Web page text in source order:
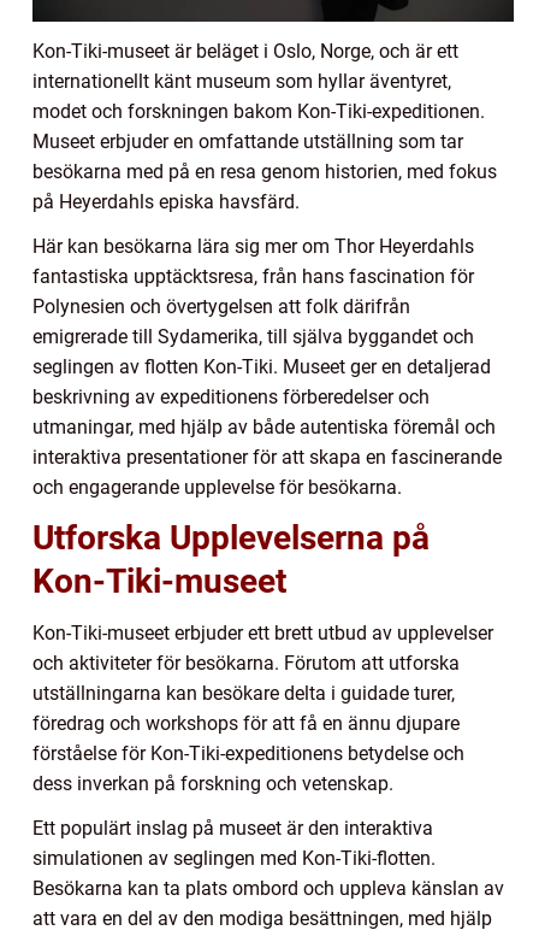
Kon-Tiki-museet är beläget i Oslo, Norge, och är ett
internationellt känt museum som hyllar äventyret,
modet och forskningen bakom Kon-Tiki-expeditionen.
Museet erbjuder en omfattande utställning som tar
besökarna med på en resa genom historien, med fokus
på Heyerdahls episka havsfärd.
Här kan besökarna lära sig mer om Thor Heyerdahls
fantastiska upptäcktsresa, från hans fascination för
Polynesien och övertygelsen att folk därifrån
emigrerade till Sydamerika, till själva byggandet och
seglingen av flotten Kon-Tiki. Museet ger en detaljerad
beskrivning av expeditionens förberedelser och
utmaningar, med hjälp av både autentiska föremål och
interaktiva presentationer för att skapa en fascinerande
och engagerande upplevelse för besökarna.
Utforska Upplevelserna på
Kon-Tiki-museet
Kon-Tiki-museet erbjuder ett brett utbud av upplevelser
och aktiviteter för besökarna. Förutom att utforska
utställningarna kan besökare delta i guidade turer,
föredrag och workshops för att få en ännu djupare
förståelse för Kon-Tiki-expeditionens betydelse och
dess inverkan på forskning och vetenskap.
Ett populärt inslag på museet är den interaktiva
simulationen av seglingen med Kon-Tiki-flotten.
Besökarna kan ta plats ombord och uppleva känslan av
att vara en del av den modiga besättningen, med hjälp